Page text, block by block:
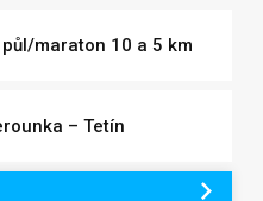
půl/maraton 10 a 5 km
– Tetín